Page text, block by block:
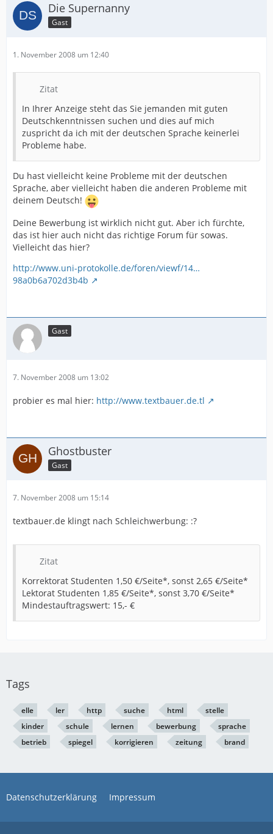
Die Supernanny
Gast
1. November 2008 um 12:40
Zitat
In Ihrer Anzeige steht das Sie jemanden mit guten
Deutschkenntnissen suchen und dies auf mich
zuspricht da ich mit der deutschen Sprache keinerlei
Probleme habe.
Du hast vielleicht keine Probleme mit der deutschen
Sprache, aber vielleicht haben die anderen Probleme mit
deinem Deutsch!
Deine Bewerbung ist wirklich nicht gut. Aber ich fürchte,
das ist hier auch nicht das richtige Forum für sowas.
Vielleicht das hier?
http://www.uni-protokolle.de/foren/viewf/14…
98a0b6a702d3b4b
Gast
7. November 2008 um 13:02
probier es mal hier: http://www.textbauer.de.tl
Ghostbuster
Gast
7. November 2008 um 15:14
textbauer.de klingt nach Schleichwerbung: :?
Zitat
Korrektorat Studenten 1,50 €/Seite*, sonst 2,65 €/Seite*
Lektorat Studenten 1,85 €/Seite*, sonst 3,70 €/Seite*
Mindestauftragswert: 15,- €
Tags
elle ler http suche html
stelle
kinder
schule lernen bewerbung
sprache
betrieb
spiegel korrigieren zeitung brand
Datenschutzerklärung Impressum